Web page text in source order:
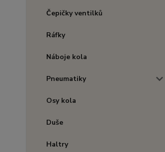
Čepičky ventilků
Ráfky
Náboje kola
Pneumatiky
Osy kola
Duše
Haltry